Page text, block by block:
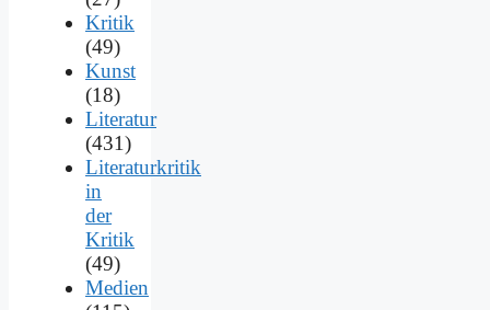
Kritik
(49)
Kunst
(18)
Literatur
(431)
Literaturkritik
in
der
Kritik
(49)
Medien